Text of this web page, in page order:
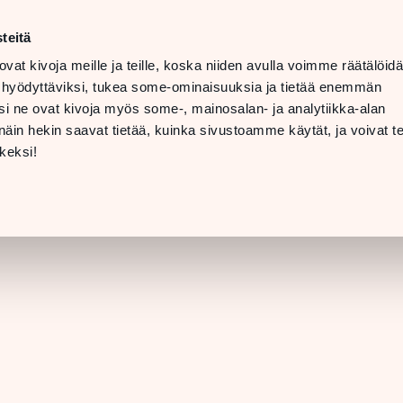
kivoja meille ja teille, koska niiden avulla voimme
tukea some-ominaisuuksia ja tietää enemmän
ne ovat kivoja myös some-, mainosalan- ja analytiikka-alan
hekin saavat tietää, kuinka sivustoamme käytät, ja voivat
PM
PM
&